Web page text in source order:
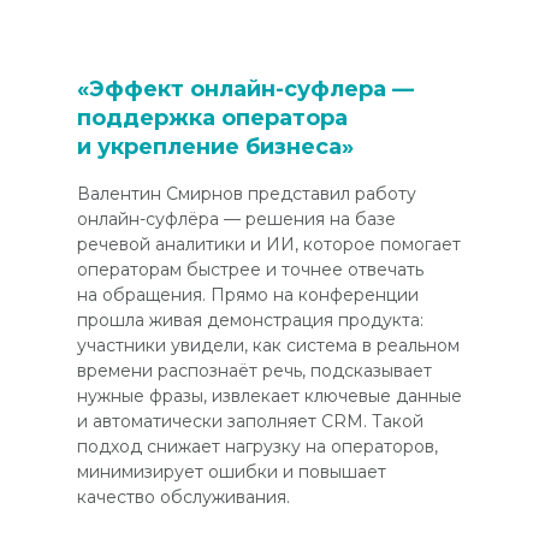
Валентин Смирнов представил работу
онлайн-суфлёра — решения на базе
речевой аналитики и ИИ, которое помогает
операторам быстрее и точнее отвечать
на обращения. Прямо на конференции
прошла живая демонстрация продукта:
участники увидели, как система в реальном
времени распознаёт речь, подсказывает
нужные фразы, извлекает ключевые данные
и автоматически заполняет CRM. Такой
подход снижает нагрузку на операторов,
минимизирует ошибки и повышает
качество обслуживания.
«Эффект онлайн-суфлера —
поддержка оператора
и укрепление бизнеса»